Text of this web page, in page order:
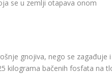
se u zemlji otapava onom
gnojiva, nego se zagađuje i
kilograma bačenih fosfata na